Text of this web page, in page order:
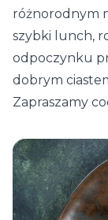
różnorodnym
szybki lunch,
odpoczynku
dobrym
Zapraszamy